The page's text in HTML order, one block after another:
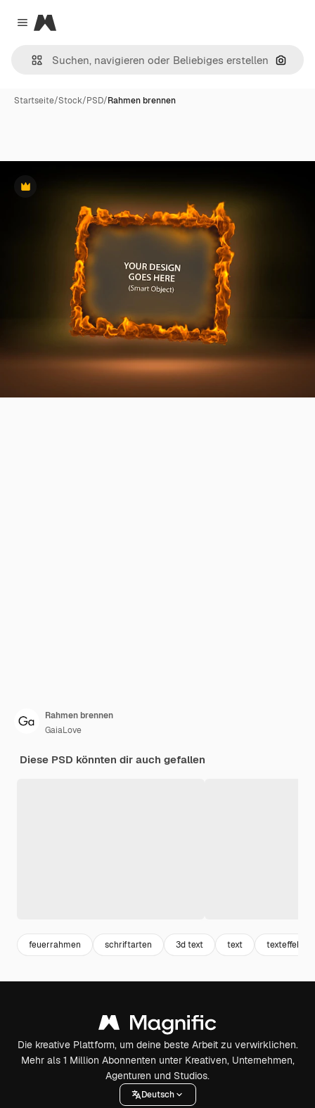
Close menu
Magnific
Nach
Startseite/Stock/PSD/Rahmen brennen
Premium
Rahmen brennen
GaiaLove
Diese PSD könnten dir auch gefallen
feuerrahmen schriftarten 3d text text texteffekte
Die kreative Plattform, um deine beste Arbeit zu verwirklichen.
Mehr als 1 Million Abonnenten unter Kreativen, Unternehmen,
Agenturen und Studios.
Deutsch